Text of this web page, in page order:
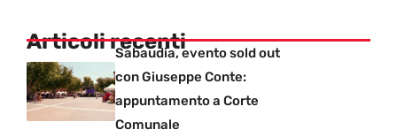
Articoli recentiSabaudia, evento sold out
con Giuseppe Conte:
appuntamento a Corte
Comunale